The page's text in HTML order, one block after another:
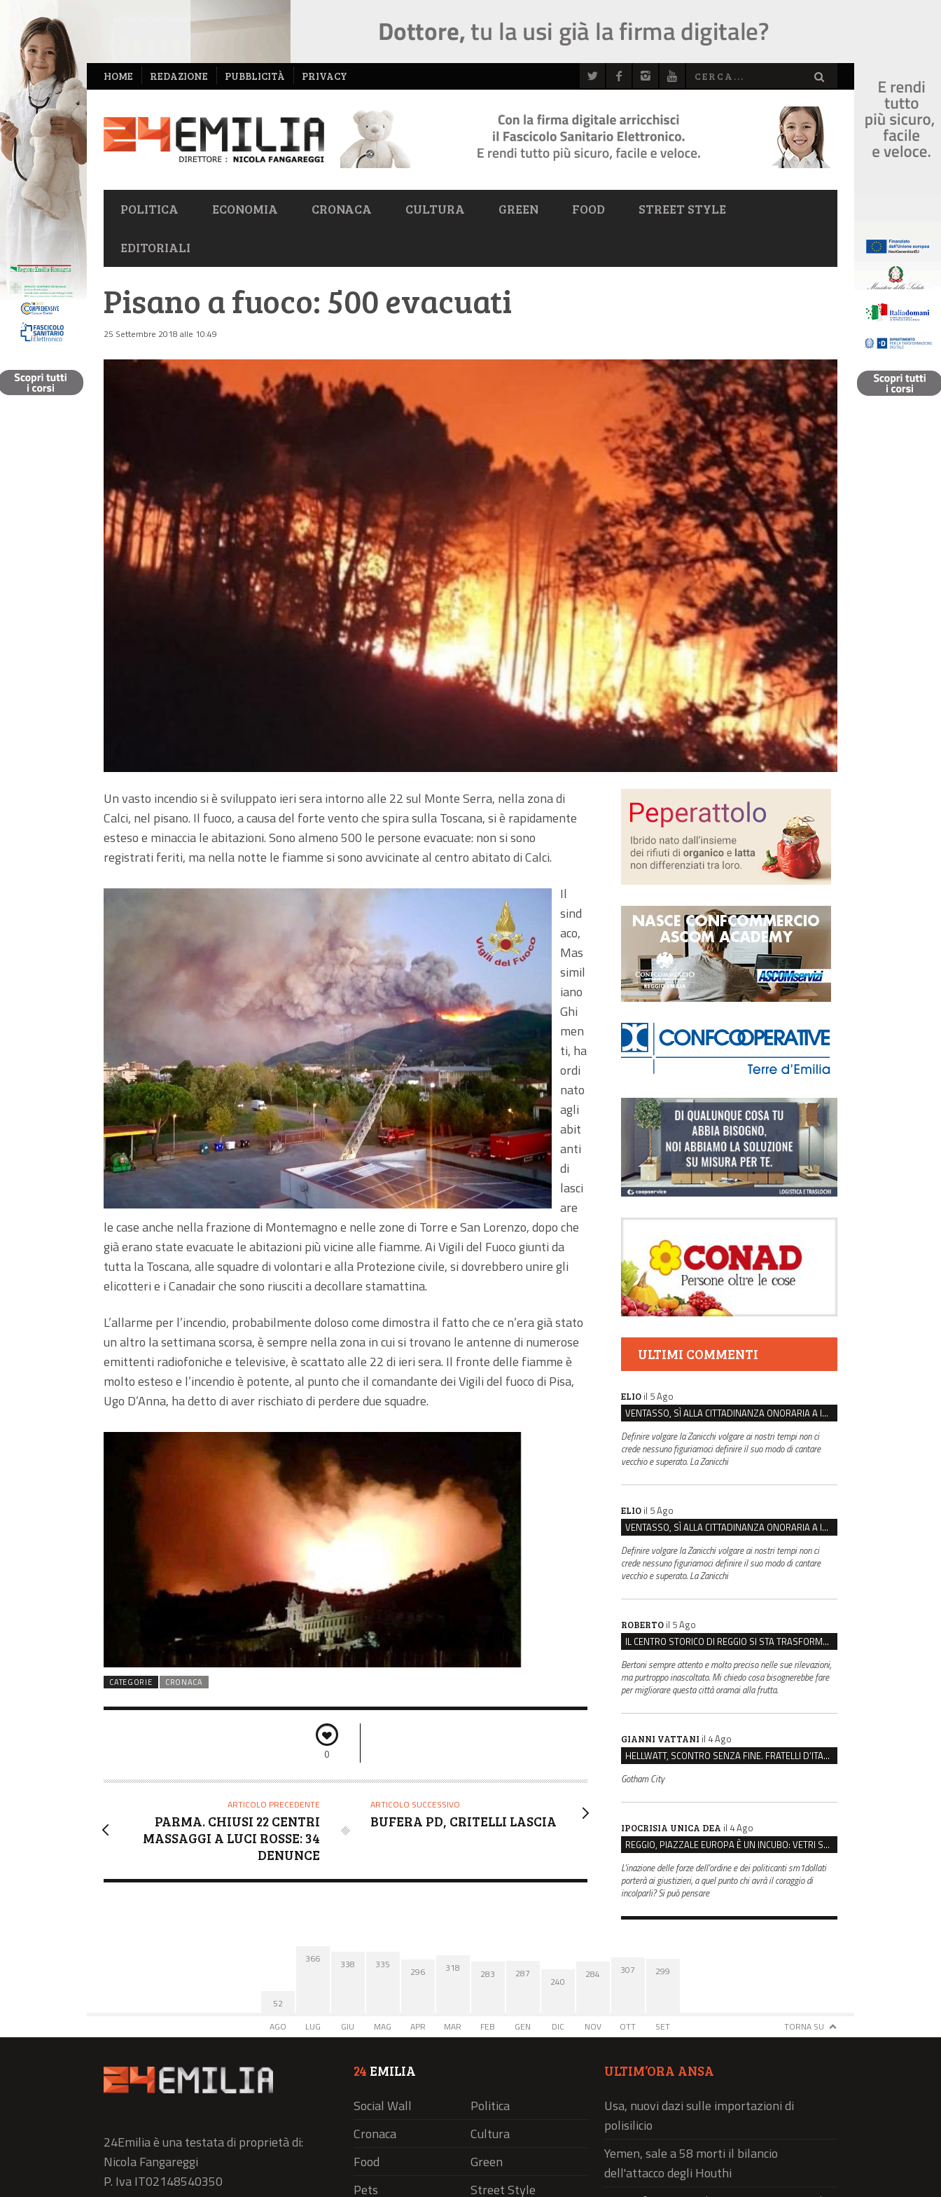
NAVIGAZIONE
SECONDARIA
HOME REDAZIONE PUBBLICITÀ PRIVACY
NAVIGAZIONE
PRIMARIA
POLITICA ECONOMIA CRONACA CULTURA GREEN FOOD STREET STYLE
EDITORIALI
Pisano a fuoco: 500 evacuati
25 Settembre 2018 alle 10:49
Un vasto incendio si è sviluppato ieri sera intorno alle 22 sul Monte Serra, nella zona di
Calci, nel pisano. Il fuoco, a causa del forte vento che spira sulla Toscana, si è rapidamente
esteso e minaccia le abitazioni. Sono almeno 500 le persone evacuate: non si sono
registrati feriti, ma nella notte le fiamme si sono avvicinate al centro abitato di Calci.
Il
sind
aco,
Mas
simil
iano
Ghi
men
ti, ha
ordi
nato
agli
abit
anti
di
lasci
are
le case anche nella frazione di Montemagno e nelle zone di Torre e San Lorenzo, dopo che
già erano state evacuate le abitazioni più vicine alle fiamme. Ai Vigili del Fuoco giunti da
tutta la Toscana, alle squadre di volontari e alla Protezione civile, si dovrebbero unire gli
elicotteri e i Canadair che sono riusciti a decollare stamattina.
L’allarme per l’incendio, probabilmente doloso come dimostra il fatto che ce n’era già stato
un altro la settimana scorsa, è sempre nella zona in cui si trovano le antenne di numerose
emittenti radiofoniche e televisive, è scattato alle 22 di ieri sera. Il fronte delle fiamme è
molto esteso e l’incendio è potente, al punto che il comandante dei Vigili del fuoco di Pisa,
Ugo D’Anna, ha detto di aver rischiato di perdere due squadre.
CATEGORIE CRONACA
0
ARTICOLO PRECEDENTE
PARMA. CHIUSI 22 CENTRI
MASSAGGI A LUCI ROSSE: 34
DENUNCE
ARTICOLO SUCCESSIVO
BUFERA PD, CRITELLI LASCIA
ULTIMI COMMENTI
ELIO il 5 Ago
VENTASSO, SÌ ALLA CITTADINANZA ONORARIA A IVA ZANICCHI. MA BARGIACCHI: “È DI PESSIMO GUSTO”
Definire volgare la Zanicchi volgare ai nostri tempi non ci
crede nessuno figuriamoci definire il suo modo di cantare
vecchio e superato. La Zanicchi
ELIO il 5 Ago
VENTASSO, SÌ ALLA CITTADINANZA ONORARIA A IVA ZANICCHI. MA BARGIACCHI: “È DI PESSIMO GUSTO”
Definire volgare la Zanicchi volgare ai nostri tempi non ci
crede nessuno figuriamoci definire il suo modo di cantare
vecchio e superato. La Zanicchi
ROBERTO il 5 Ago
IL CENTRO STORICO DI REGGIO SI STA TRASFORMANDO, E NON IN MEGLIO
Bertoni sempre attento e molto preciso nelle sue rilevazioni,
ma purtroppo inascoltato. Mi chiedo cosa bisognerebbe fare
per migliorare questa città oramai alla frutta.
GIANNI VATTANI il 4 Ago
HELLWATT, SCONTRO SENZA FINE. FRATELLI D’ITALIA: “MILANI PORTA DOCUMENTI, DE FRANCO INSULTI”
Gotham City
IPOCRISIA UNICA DEA il 4 Ago
REGGIO, PIAZZALE EUROPA È UN INCUBO: VETRI SPACCATI E FURTI SULLE AUTO IN SOSTA
L'inazione delle forze dell'ordine e dei politicanti sm1dollati
porterà ai giustizieri, a quel punto chi avrà il coraggio di
incolparli? Si può pensare
52
AGO
366
LUG
338
GIU
335
MAG
296
APR
318
MAR
283
FEB
287
GEN
240
DIC
284
NOV
307
OTT
299
SET TORNA SU
24Emilia è una testata di proprietà di:
Nicola Fangareggi
P. Iva IT02148540350
24 EMILIA
Social Wall
Politica
Cronaca
Cultura
Food
Green
Pets
Street Style
ULTIM’ORA ANSA
Usa, nuovi dazi sulle importazioni di
polisilicio
Yemen, sale a 58 morti il bilancio
dell'attacco degli Houthi